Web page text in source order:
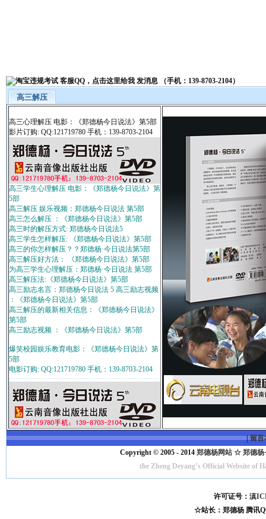
高三解压
高三心理解压 电影：《郑德杨今日说法》第5部
影片订购: QQ:121719780 手机：139-8703-2104
高三学生心理解压 电影：《郑德杨今日说法》第
5部
高三解压 娱乐视频：郑德杨今日说法 第5部
高三怎么解压 ：《郑德杨今日说法》第5部
高三时的解压方式: 郑德杨今日说法5
高三学生怎样解压: 《郑德杨今日说法》第5部
高三的你怎样解压？？郑德杨·今日说法第5部
高三解压好方法： 《郑德杨今日说法》第5部
为高三学生心理解压：郑德杨·今日说法 第5部
高三解压法:《郑德杨今日说法》第5部
高三励志名言：郑德杨今日说法 5 高三励志视频
：《郑德杨今日说法》第5部
高三解压的最新相关信息：《郑德杨今日说法》
第5部
高三励志视频 ：《郑德杨今日说法》第5部
爆笑校园娱乐教育电影：《郑德杨今日说法》第
5部
电影订购: QQ:121719780 手机：139-8703-2104
|留言
Copyright © 2005 - 2014 郑德杨网站 ☆ 郑德杨
the Zheng Deyang’s Official Website
许可证号：滇
☆站长：郑德杨 腾讯